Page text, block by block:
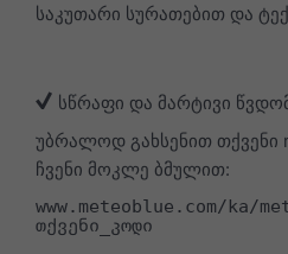
საკუთარი სურათებით და
სწრაფი და მარტივი
უბრალოდ გახსენით თქვენი
ჩვენი მოკლე ბმულით:
www.meteoblue.com/ka/
თქვენი_კოდი